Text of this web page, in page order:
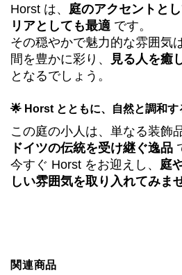
Horst は、 庭のアクセントと
リアとしても最適 です。
その穏やかで魅力的な雰囲気
間を豊かに彩り、
見る人を癒
となるでしょう。
🌟 Horst とともに、自然と調和す
この庭の小人は、単なる装飾
ドイツの伝統を受け継ぐ逸品
今すぐ Horst をお迎えし、 庭
しい雰囲気を取り入れてみま
関連商品